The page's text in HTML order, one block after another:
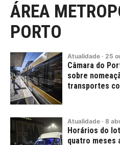
ÁREA
PORTO
Atualidade · 25
Câmara do
sobre
transportes
Atualidade · 8
Horários do
quatro meses